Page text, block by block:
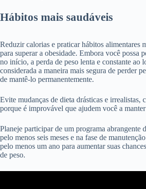
Hábitos mais saudáveis
Reduzir calorias e praticar hábitos alimentares
para superar a obesidade. Embora você possa
no início, a perda de peso lenta e constante ao
considerada a maneira mais segura de perder
de mantê-lo permanentemente.
Evite mudanças de dieta drásticas e irrealistas,
porque é improvável que ajudem você a
Planeje participar de um programa abrangente
pelo menos seis meses e na fase de
pelo menos um ano para aumentar suas
de peso.